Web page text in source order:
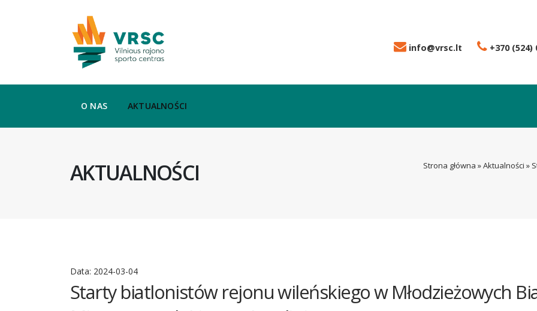
info@vrsc.lt +370 (524)
O NAS AKTUALNOŚCI
AKTUALNOŚCI Strona główna »Aktualności »
Data: 2024-03-04
Starty biatlonistów rejonu wileńskiego w Młodzieżowych